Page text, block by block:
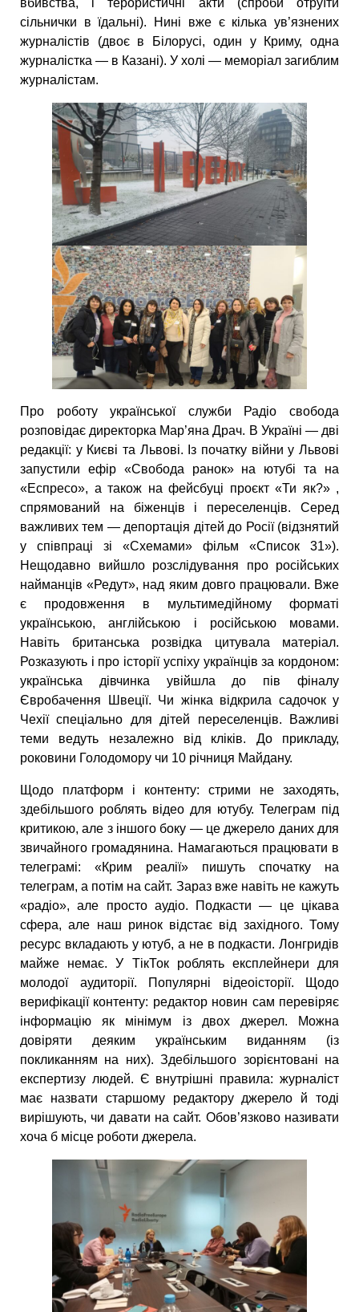
сільнички в їдальні). Нині вже є кілька ув’язнених
журналістів (двоє в Білорусі, один у Криму, одна
журналістка — в Казані). У холі — меморіал загиблим
журналістам.
Про роботу української служби Радіо свобода
розповідає директорка Мар’яна Драч. В Україні — дві
редакції: у Києві та Львові. Із початку війни у Львові
запустили ефір «Свобода ранок» на ютубі та на
«Еспресо», а також на фейсбуці проєкт «Ти як?» ,
спрямований на біженців і переселенців. Серед
важливих тем — депортація дітей до Росії (відзнятий
у співпраці зі «Схемами» фільм «Список 31»).
Нещодавно вийшло розслідування про російських
найманців «Редут», над яким довго працювали. Вже
є продовження в мультимедійному форматі
українською, англійською і російською мовами.
Навіть британська розвідка цитувала матеріал.
Розказують і про історії успіху українців за кордоном:
українська дівчинка увійшла до пів фіналу
Євробачення Швеції. Чи жінка відкрила садочок у
Чехії спеціально для дітей переселенців. Важливі
теми ведуть незалежно від кліків. До прикладу,
роковини Голодомору чи 10 річниця Майдану.
Щодо платформ і контенту: стрими не заходять,
здебільшого роблять відео для ютубу. Телеграм під
критикою, але з іншого боку — це джерело даних для
звичайного громадянина. Намагаються працювати в
телеграмі: «Крим реалії» пишуть спочатку на
телеграм, а потім на сайт. Зараз вже навіть не кажуть
«радіо», але просто аудіо. Подкасти — це цікава
сфера, але наш ринок відстає від західного. Тому
ресурс вкладають у ютуб, а не в подкасти. Лонгридів
майже немає. У ТікТок роблять експлейнери для
молодої аудиторії. Популярні відеоісторії. Щодо
верифікації контенту: редактор новин сам перевіряє
інформацію як мінімум із двох джерел. Можна
довіряти деяким українським виданням (із
покликанням на них). Здебільшого зорієнтовані на
експертизу людей. Є внутрішні правила: журналіст
має назвати старшому редактору джерело й тоді
вирішують, чи давати на сайт. Обов’язково називати
хоча б місце роботи джерела.